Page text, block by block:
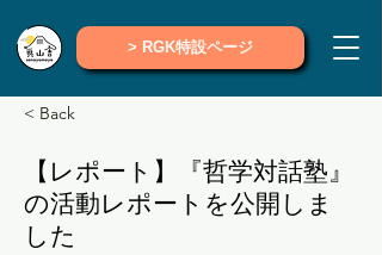
> RGK特設ページ
< Back
【レポート】『哲学対話塾』
の活動レポートを公開しま
した